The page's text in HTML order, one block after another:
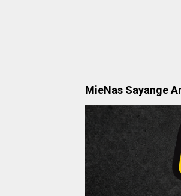
MieNas Sayange